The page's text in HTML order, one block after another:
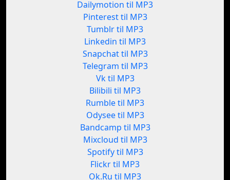
Dailymotion til MP3
Pinterest til MP3
Tumblr til MP3
Linkedin til MP3
Snapchat til MP3
Telegram til MP3
Vk til MP3
Bilibili til MP3
Rumble til MP3
Odysee til MP3
Bandcamp til MP3
Mixcloud til MP3
Spotify til MP3
Flickr til MP3
Ok.Ru til MP3